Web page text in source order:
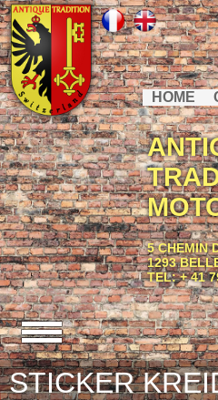
HOME
5 CHEMIN
1293
TEL: + 41
STICKER